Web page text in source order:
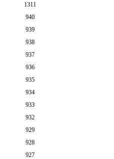
1311
940
939
938
937
936
935
934
933
932
929
928
927